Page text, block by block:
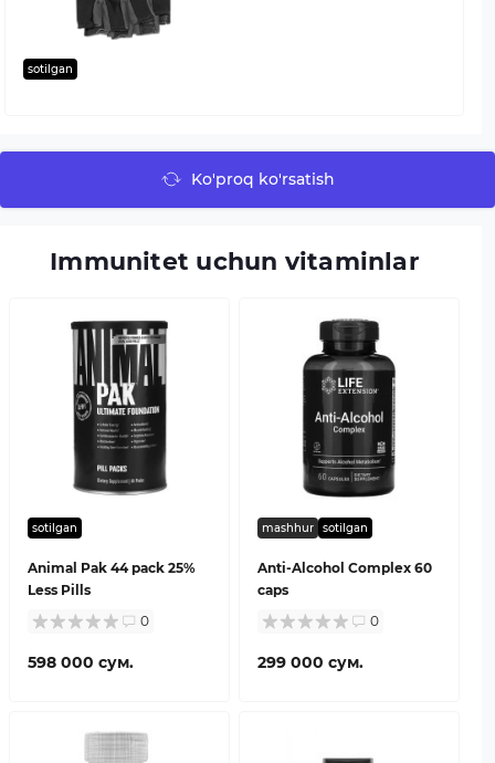
sotilgan
Ko'proq ko'rsatish
Immunitet uchun vitaminlar
sotilgan
Animal Pak 44 pack 25%
Less Pills
0
598 000 сум.
mashhur sotilgan
Anti-Alcohol Complex 60
caps
0
299 000 сум.